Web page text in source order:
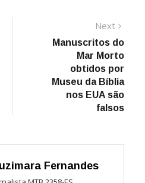
Next
post:
Manuscritos do
Mar Morto
obtidos por
Museu da Bíblia
nos EUA são
falsos
Fernandes